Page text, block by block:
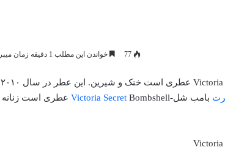
77 خواندن این مطلب 1 دقیقه زمان میبرد
عطر ادکلن ویکتوریا سکرت بامب شل-Victoria Secret Bombshell عطری است خنک و شیرین. این عطر در سال ۲۰۱۰
بامب شل- Victoria Secret Bombshell عطری است زنانه